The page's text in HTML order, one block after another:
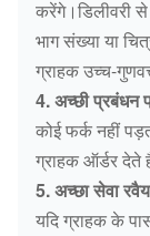
करेंगे।डिलीवरी
भाग संख्या या
ग्राहक उच्च-
4. अच्छी प्रबंधन
कोई फर्क नहीं
ग्राहक ऑर्डर देते
5. अच्छा सेवा
यदि ग्राहक के